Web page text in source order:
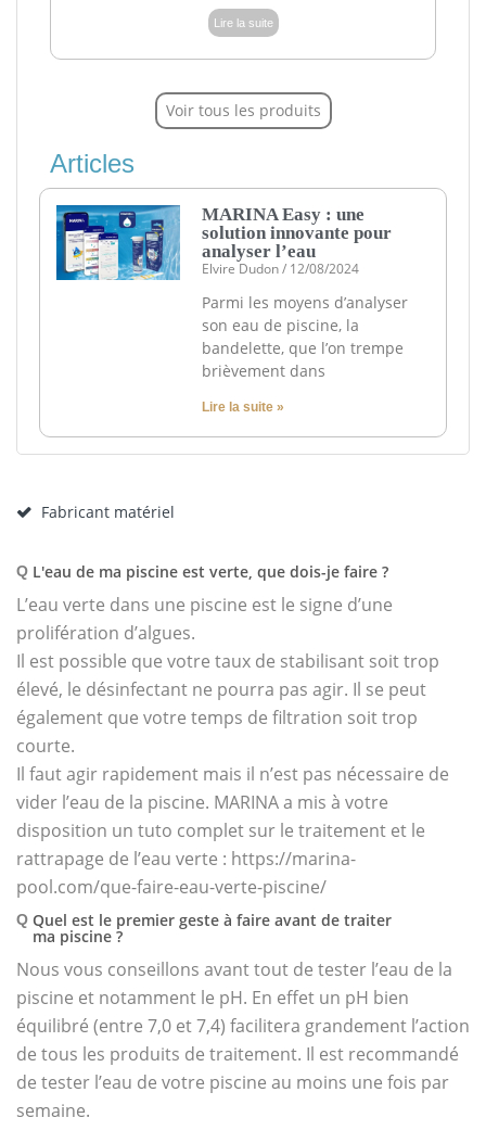
Lire la suite
Voir tous les produits
Articles
MARINA Easy : une
solution innovante pour
analyser l’eau
Elvire Dudon 12/08/2024
Parmi les moyens d’analyser
son eau de piscine, la
bandelette, que l’on trempe
brièvement dans
Lire la suite »
Fabricant matériel
Q L'eau de ma piscine est verte, que dois-je faire ?
L’eau verte dans une piscine est le signe d’une
prolifération d’algues.
Il est possible que votre taux de stabilisant soit trop
élevé, le désinfectant ne pourra pas agir. Il se peut
également que votre temps de filtration soit trop
courte.
Il faut agir rapidement mais il n’est pas nécessaire de
vider l’eau de la piscine. MARINA a mis à votre
disposition un tuto complet sur le traitement et le
rattrapage de l’eau verte : https://marina-
pool.com/que-faire-eau-verte-piscine/
Q Quel est le premier geste à faire avant de traiter
ma piscine ?
Nous vous conseillons avant tout de tester l’eau de la
piscine et notamment le pH. En effet un pH bien
équilibré (entre 7,0 et 7,4) facilitera grandement l’action
de tous les produits de traitement. Il est recommandé
de tester l’eau de votre piscine au moins une fois par
semaine.